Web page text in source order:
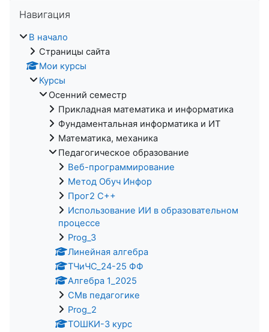
Навигация
В начало
Страницы сайта
Мои курсы
Курсы
Осенний семестр
Прикладная математика и информатика
Фундаментальная информатика и ИТ
Математика, механика
Педагогическое образование
Веб-программирование
Метод Обуч Инфор
Прог2 С++
Использование ИИ в образовательном
процессе
Prog_3
Линейная алгебра
ТЧиЧС_24-25 ФФ
Алгебра 1_2025
СМв педагогике
Prog_2
ТОШКИ-3 курс